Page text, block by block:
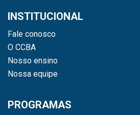
INSTITUCIONAL
Fale conosco
O CCBA
Nosso ensino
Nossa equipe
PROGRAMAS